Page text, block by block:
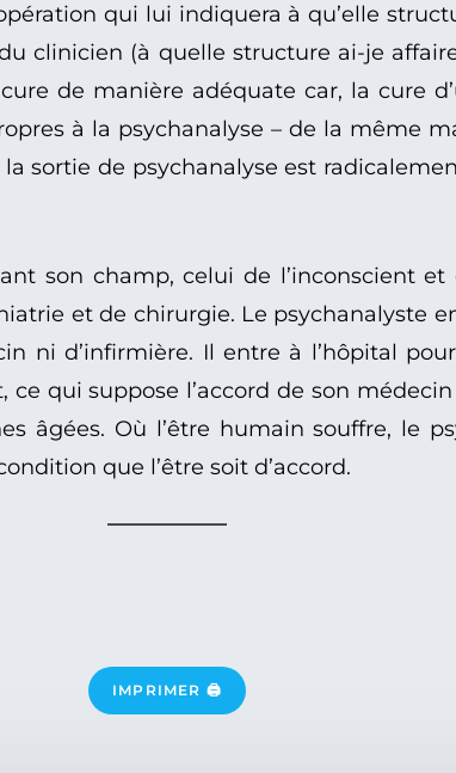
qui lui indiquera à qu’elle
clinicien (à quelle structure ai-je
de manière adéquate car, la cure
à la psychanalyse – de la même
sortie de psychanalyse est
son champ, celui de l’inconscient
et de chirurgie. Le psychanalyste
ni d’infirmière. Il entre à l’hôpital
qui suppose l’accord de son
âgées. Où l’être humain souffre, le
que l’être soit d’accord.
IMPRIMER 🖨